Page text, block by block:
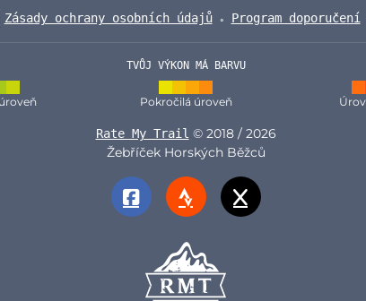
Zásady ochrany osobních údajů Program doporučení
TVŮJ VÝKON MÁ BARVU
Pokročilá úroveň
Rate My Trail © 2018 / 2026
Žebříček Horských Běžců